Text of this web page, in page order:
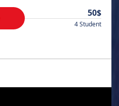
50$
4 Student